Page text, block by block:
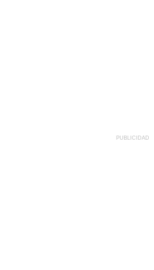
PUBLICIDAD